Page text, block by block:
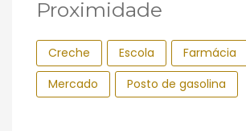
Proximidade
Creche Escola
Farmácia
Mercado
Posto de gasolina